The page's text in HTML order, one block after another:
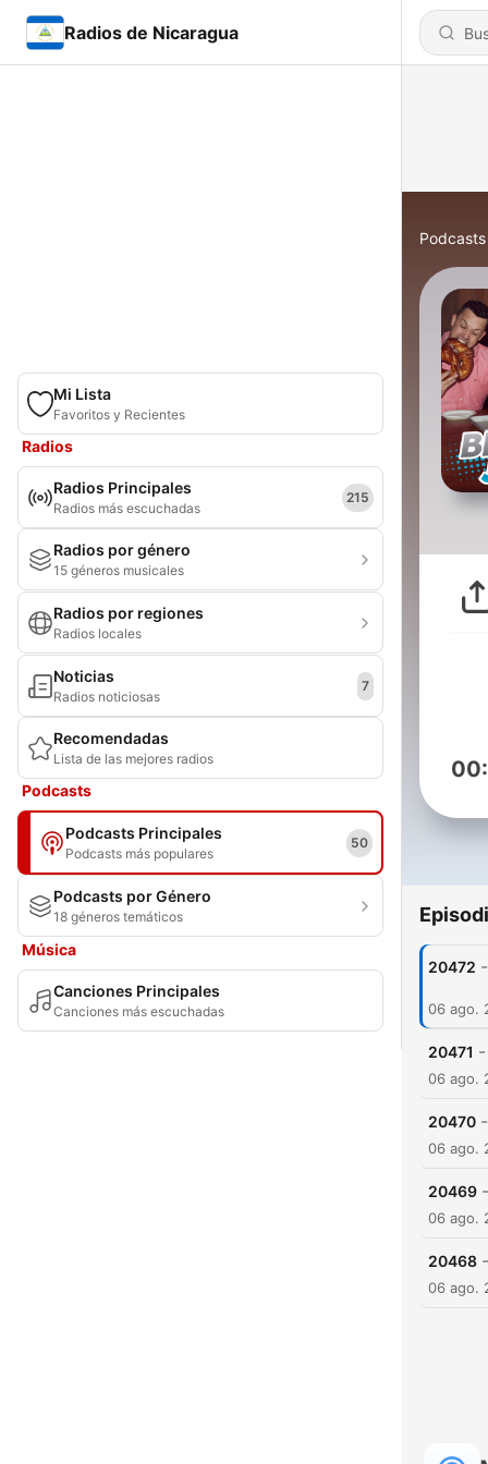
Radios de Nicaragua
Mi Lista
Favoritos y Recientes
Radios
Radios Principales
Radios más escuchadas
215
Radios por género
15 géneros musicales
Radios por regiones
Radios locales
Noticias
Radios noticiosas
7
Recomendadas
Lista de las mejores radios
Podcasts
Podcasts Principales
Podcasts más populares
50
Podcasts por Género
18 géneros temáticos
Música
Canciones Principales
Canciones más escuchadas
Podcasts
20472 -
06 ago.
20471 -
06 ago.
20470 -
06 ago.
20469 -
06 ago.
20468 -
06 ago.